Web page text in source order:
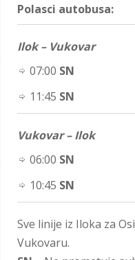
Polasci autobusa:
Ilok – Vukovar
07:00 SN
11:45 SN
Vukovar – Ilok
06:00 SN
10:45 SN
Sve linije iz Iloka za
Vukovaru.